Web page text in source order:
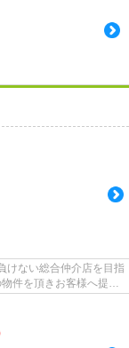
けない総合仲介店を目指
件を頂きお客様へ提供